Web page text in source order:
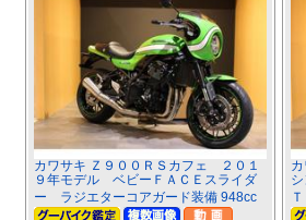
カワサキ Ｚ９００ＲＳカフェ ２０１
９年モデル ベビーＦＡＣＥスライダ
ー ラジエターコアガード装備 948cc